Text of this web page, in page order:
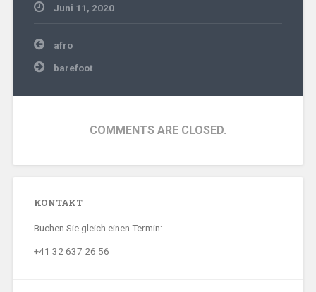
Juni 11, 2020
Beitragsnavigation
afro
barefoot
COMMENTS ARE CLOSED.
KONTAKT
Buchen Sie gleich einen Termin:
+41 32 637 26 56